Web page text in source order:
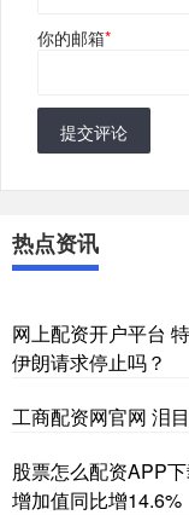
你的邮箱*
提交评论
热点资讯
网上配资开户平台
伊朗请求停止吗？
工商配资网官网 泪
股票怎么配资APP
增加值同比增14.6%